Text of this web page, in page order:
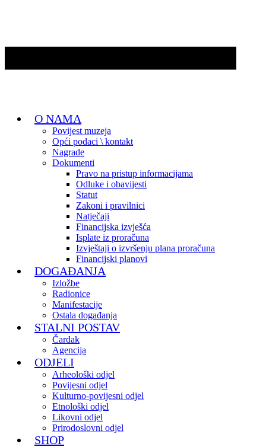
O NAMA
Povijest muzeja
Opći podaci \ kontakt
Nagrade
Dokumenti
Pravo na pristup informacijama
Odluke i obavijesti
Statut
Zakoni i pravilnici
Natječaji
Financijska izvješća
Isplate iz proračuna
Izvještaji o izvršenju plana proračuna
Financijski planovi
DOGAĐANJA
Izložbe
Radionice
Manifestacije
Ostala događanja
STALNI POSTAV
Čardak
Agencija
ODJELI
Arheološki odjel
Povijesni odjel
Kulturno-povijesni odjel
Etnološki odjel
Likovni odjel
Prirodoslovni odjel
SHOP